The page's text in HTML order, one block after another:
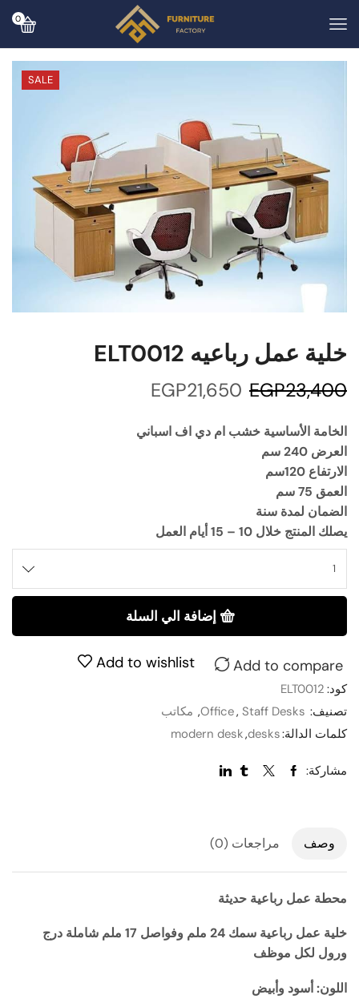
0
SALE
خلية عمل رباعيه ELT0012
EGP23,400
EGP21,650
الخامة الأساسية خشب ام دي اف اسباني
العرض 240 سم
الارتفاع 120سم
العمق 75 سم
الضمان لمدة سنة
يصلك المنتج خلال 10 – 15 أيام العمل
إضافة الي السلة
Add to compare
Add to wishlist
كود: ELT0012
تصنيف:
Office, Staff Desks
, مكاتب
كلمات الدالة:desks
,
modern desk
مشاركة:
وصف مراجعات (0)
محطة عمل رباعية حديثة
خلية عمل رباعية سمك 24 ملم وفواصل 17 ملم شاملة درج
ورول لكل موظف
اللون: أسود وأبيض